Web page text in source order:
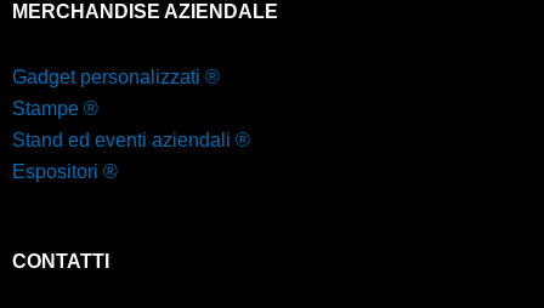
MERCHANDISE AZIENDALE
Gadget personalizzati ®
Stampe ®
Stand ed eventi aziendali ®
Espositori ®
CONTATTI